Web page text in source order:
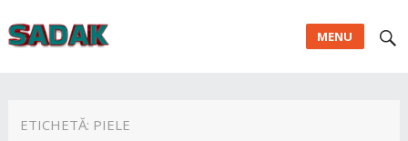
MENU
ETICHETĂ: PIELE